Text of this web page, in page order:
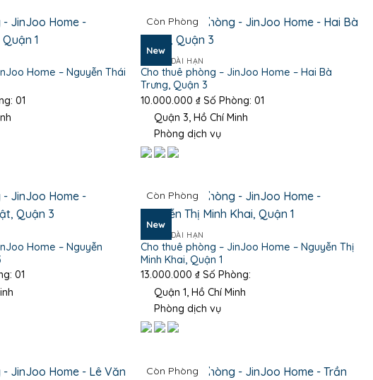
Home – Nguyễn Thái
01
New
Còn Phòng
PHÒNG DÀI HẠN
Cho thuê phòng – JinJoo Home – Hai Bà
Trưng, Quận 3
10.000.000 ₫Số Phòng: 01
Quận 3, Hồ Chí Minh
Phòng dịch vụ
Home – Nguyễn
01
New
Còn Phòng
PHÒNG DÀI HẠN
Cho thuê phòng – JinJoo Home – Nguyễn Thị
Minh Khai, Quận 1
13.000.000 ₫Số Phòng:
Quận 1, Hồ Chí Minh
Phòng dịch vụ
Còn Phòng